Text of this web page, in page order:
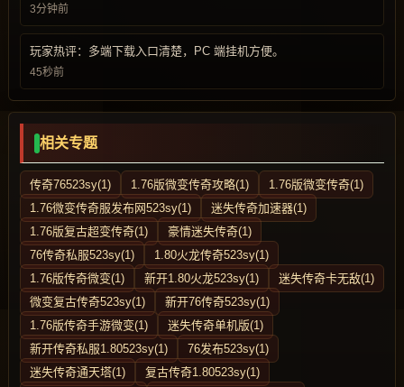
3分钟前
玩家热评：多端下载入口清楚，PC 端挂机方便。
45秒前
相关专题
传奇76523sy(1) 1.76版微变传奇攻略(1)
1.76版微变传奇(1)
1.76微变传奇服发布网523sy(1)
迷失传奇加速器(1)
1.76版复古超变传奇(1)
豪情迷失传奇(1)
76传奇私服523sy(1)
1.80火龙传奇523sy(1)
1.76版传奇微变(1)
新开1.80火龙523sy(1)
迷失传奇卡无敌(1)
微变复古传奇523sy(1)
新开76传奇523sy(1)
1.76版传奇手游微变(1)
迷失传奇单机版(1)
新开传奇私服1.80523sy(1)
76发布523sy(1)
迷失传奇通天塔(1)
复古传奇1.80523sy(1)